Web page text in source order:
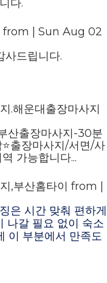
다.
from
Sun Aug 02
사드립니다.
.해운대출장마사지
산출장마사지-30분
⭐️출장마사지/서면/사
가능합니다...
,부산홈타이 from
은 시간 맞춰 편하게
나갈 필요 없이 숙소
이 부분에서 만족도